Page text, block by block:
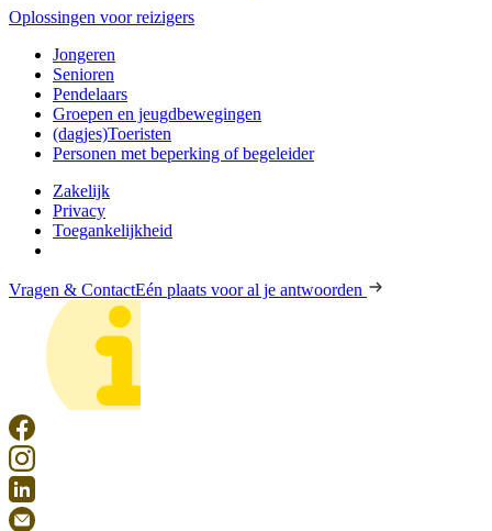
Oplossingen voor reizigers
Jongeren
Senioren
Pendelaars
Groepen en jeugdbewegingen
(dagjes)Toeristen
Personen met beperking of begeleider
Zakelijk
Privacy
Toegankelijkheid
Vragen & ContactEén plaats voor al je antwoorden